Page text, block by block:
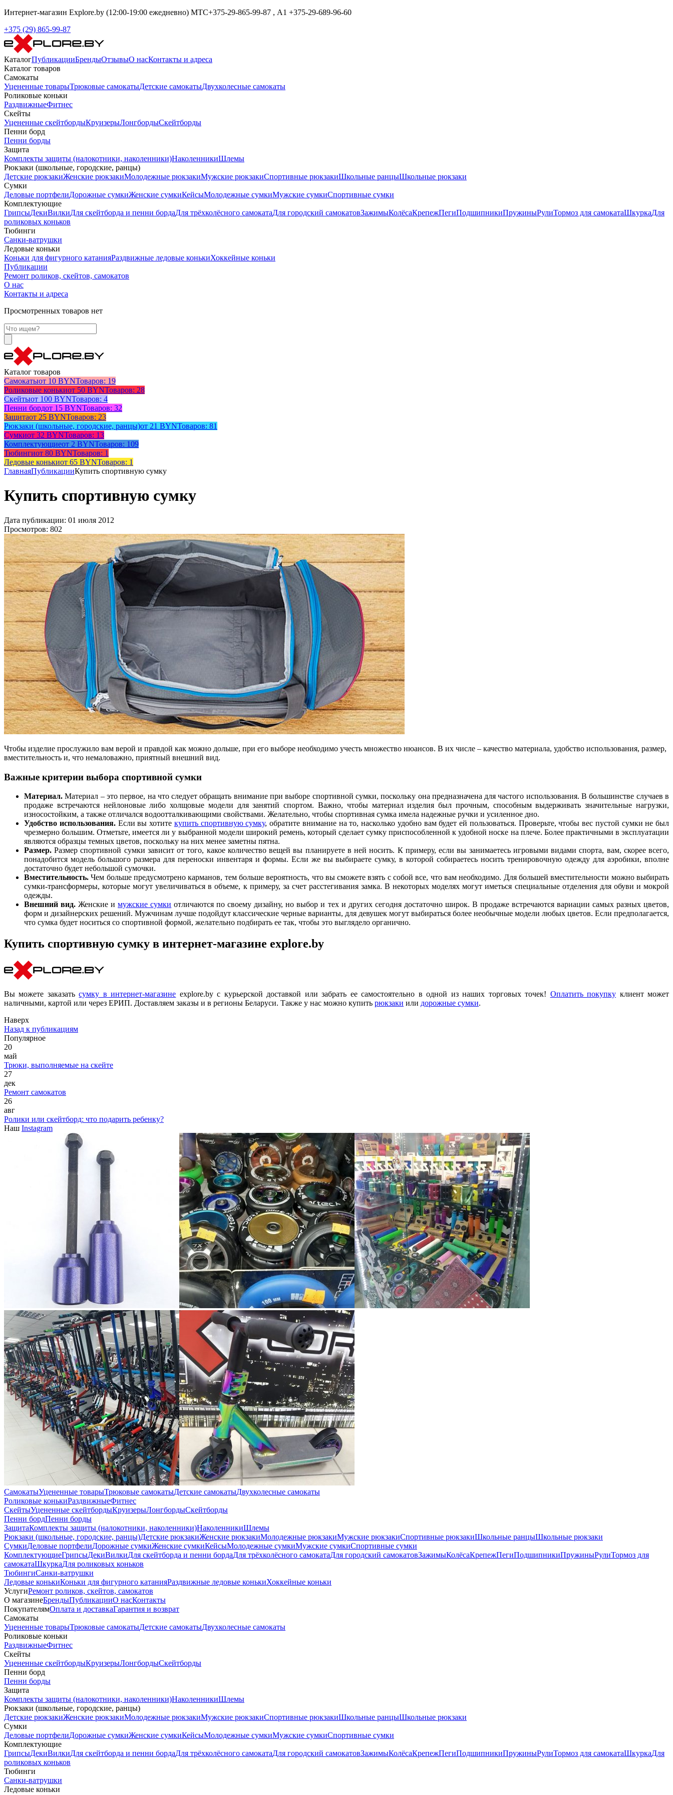
Интернет-магазин Explore.by (12:00-19:00 ежедневно) МТС+375-29-865-99-87 , А1 +375-29-689-96-60
+375 (29) 865-99-87
КаталогПубликацииБрендыОтзывыО насКонтакты и адреса
Каталог товаров
Самокаты
Уцененные товарыТрюковые самокатыДетские самокатыДвухколесные самокаты
Роликовые коньки
РаздвижныеФитнес
Скейты
Уцененные скейтбордыКруизерыЛонгбордыСкейтборды
Пенни борд
Пенни борды
Защита
Комплекты защиты (налокотники, наколенники)НаколенникиШлемы
Рюкзаки (школьные, городские, ранцы)
Детские рюкзакиЖенские рюкзакиМолодежные рюкзакиМужские рюкзакиСпортивные рюкзакиШкольные ранцыШкольные рюкзаки
Сумки
Деловые портфелиДорожные сумкиЖенские сумкиКейсыМолодежные сумкиМужские сумкиСпортивные сумки
Комплектующие
ГрипсыДекиВилкиДля скейтборда и пенни бордаДля трёхколёсного самокатаДля городский самокатовЗажимыКолёсаКрепежПегиПодшипникиПружиныРулиТормоз для самокатаШкуркаДля
роликовых коньков
Тюбинги
Санки-ватрушки
Ледовые коньки
Коньки для фигурного катанияРаздвижные ледовые конькиХоккейные коньки
Публикации
Ремонт роликов, скейтов, самокатов
О нас
Контакты и адреса
Просмотренных товаров нет
Каталог товаров
Самокатыот 10 BYNТоваров: 19
Роликовые конькиот 50 BYNТоваров: 28
Скейтыот 100 BYNТоваров: 4
Пенни бордот 15 BYNТоваров: 32
Защитаот 25 BYNТоваров: 23
Рюкзаки (школьные, городские, ранцы)от 21 BYNТоваров: 81
Сумкиот 32 BYNТоваров: 13
Комплектующиеот 2 BYNТоваров: 109
Тюбингиот 80 BYNТоваров: 1
Ледовые конькиот 65 BYNТоваров: 1
ГлавнаяПубликацииКупить спортивную сумку
Купить спортивную сумку
Дата публикации: 01 июля 2012
Просмотров: 802
Чтобы изделие прослужило вам верой и правдой как можно дольше, при его выборе необходимо учесть множество нюансов. В их числе – качество материала, удобство использования, размер,
вместительность и, что немаловажно, приятный внешний вид.
Важные критерии выбора спортивной сумки
Материал. Материал – это первое, на что следует обращать внимание при выборе спортивной сумки, поскольку она предназначена для частого использования. В большинстве случаев в
продаже встречаются нейлоновые либо холщовые модели для занятий спортом. Важно, чтобы материал изделия был прочным, способным выдерживать значительные нагрузки,
износостойким, а также отличался водоотталкивающими свойствами. Желательно, чтобы спортивная сумка имела надежные ручки и усиленное дно.
Удобство использования.Если вы хотите купить спортивную сумку, обратите внимание на то, насколько удобно вам будет ей пользоваться. Проверьте, чтобы вес пустой сумки не был
чрезмерно большим. Отметьте, имеется ли у выбранной модели широкий ремень, который сделает сумку приспособленной к удобной носке на плече. Более практичными в эксплуатации
являются образцы темных цветов, поскольку на них менее заметны пятна.
Размер. Размер спортивной сумки зависит от того, какое количество вещей вы планируете в ней носить. К примеру, если вы занимаетесь игровыми видами спорта, вам, скорее всего,
понадобится модель большого размера для переноски инвентаря и формы. Если же вы выбираете сумку, в которой собираетесь носить тренировочную одежду для аэробики, вполне
достаточно будет небольшой сумочки.
Вместительность. Чем больше предусмотрено карманов, тем больше вероятность, что вы сможете взять с собой все, что вам необходимо. Для большей вместительности можно выбирать
сумки-трансформеры, которые могут увеличиваться в объеме, к примеру, за счет расстегивания замка. В некоторых моделях могут иметься специальные отделения для обуви и мокрой
одежды.
Внешний вид. Женские имужские сумки отличаются по своему дизайну, но выбор и тех и других сегодня достаточно широк. В продаже встречаются вариации самых разных цветов,
форм и дизайнерских решений. Мужчинам лучше подойдут классические черные варианты, для девушек могут выбираться более необычные модели любых цветов. Если предполагается,
что сумка будет носиться со спортивной формой, желательно подбирать ее так, чтобы это выглядело органично.
Купить спортивную сумку в интернет-магазине explore.by
Вы можете заказатьсумку в интернет-магазине explore.by с курьерской доставкой или забрать ее самостоятельно в одной из наших торговых точек! Оплатить покупку клиент может
наличными, картой или через ЕРИП. Доставляем заказы и в регионы Беларуси. Также у нас можно купить рюкзаки или дорожные сумки.
Наверх
Назад к публикациям
Популярное
20
май
Трюки, выполняемые на скейте
27
дек
Ремонт самокатов
26
авг
Ролики или скейтборд: что подарить ребенку?
Наш Instagram
СамокатыУцененные товарыТрюковые самокатыДетские самокатыДвухколесные самокаты
Роликовые конькиРаздвижныеФитнес
СкейтыУцененные скейтбордыКруизерыЛонгбордыСкейтборды
Пенни бордПенни борды
ЗащитаКомплекты защиты (налокотники, наколенники)НаколенникиШлемы
Рюкзаки (школьные, городские, ранцы)Детские рюкзакиЖенские рюкзакиМолодежные рюкзакиМужские рюкзакиСпортивные рюкзакиШкольные ранцыШкольные рюкзаки
СумкиДеловые портфелиДорожные сумкиЖенские сумкиКейсыМолодежные сумкиМужские сумкиСпортивные сумки
КомплектующиеГрипсыДекиВилкиДля скейтборда и пенни бордаДля трёхколёсного самокатаДля городский самокатовЗажимыКолёсаКрепежПегиПодшипникиПружиныРулиТормоз для
самокатаШкуркаДля роликовых коньков
ТюбингиСанки-ватрушки
Ледовые конькиКоньки для фигурного катанияРаздвижные ледовые конькиХоккейные коньки
УслугиРемонт роликов, скейтов, самокатов
О магазинеБрендыПубликацииО насКонтакты
ПокупателямОплата и доставкаГарантия и возврат
Самокаты
Уцененные товарыТрюковые самокатыДетские самокатыДвухколесные самокаты
Роликовые коньки
РаздвижныеФитнес
Скейты
Уцененные скейтбордыКруизерыЛонгбордыСкейтборды
Пенни борд
Пенни борды
Защита
Комплекты защиты (налокотники, наколенники)НаколенникиШлемы
Рюкзаки (школьные, городские, ранцы)
Детские рюкзакиЖенские рюкзакиМолодежные рюкзакиМужские рюкзакиСпортивные рюкзакиШкольные ранцыШкольные рюкзаки
Сумки
Деловые портфелиДорожные сумкиЖенские сумкиКейсыМолодежные сумкиМужские сумкиСпортивные сумки
Комплектующие
ГрипсыДекиВилкиДля скейтборда и пенни бордаДля трёхколёсного самокатаДля городский самокатовЗажимыКолёсаКрепежПегиПодшипникиПружиныРулиТормоз для самокатаШкуркаДля
роликовых коньков
Тюбинги
Санки-ватрушки
Ледовые коньки